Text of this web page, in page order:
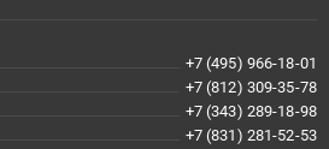
+7 (495) 966-18-01
+7 (812) 309-35-78
+7 (343) 289-18-98
+7 (831) 281-52-53